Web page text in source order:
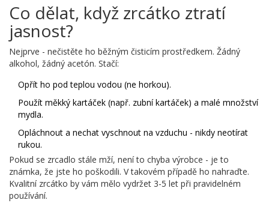
Co dělat, když zrcátko ztratí
jasnost?
Nejprve - nečistěte ho běžným čisticím prostředkem. Žádný
alkohol, žádný acetón. Stačí:
Opřít ho pod teplou vodou (ne horkou).
Použít měkký kartáček (např. zubní kartáček) a malé množství
mydla.
Opláchnout a nechat vyschnout na vzduchu - nikdy neotírat
rukou.
Pokud se zrcadlo stále mží, není to chyba výrobce - je to
známka, že jste ho poškodili. V takovém případě ho nahraďte.
Kvalitní zrcátko by vám mělo vydržet 3-5 let při pravidelném
používání.